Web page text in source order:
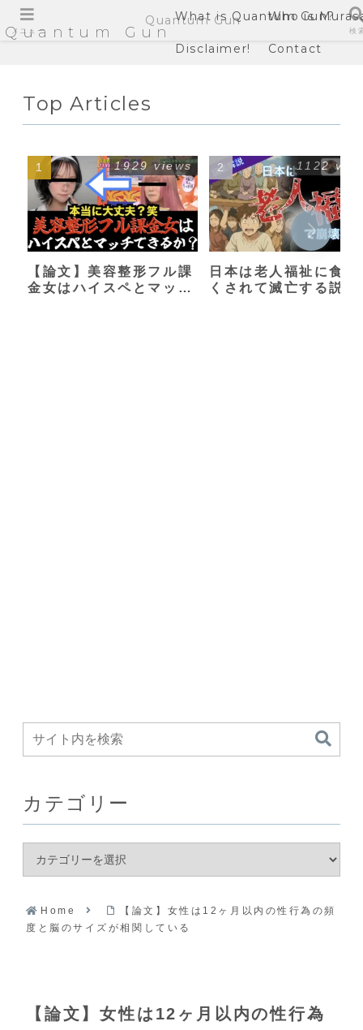
Quantum Gun
What is Quantum Gun?
Who is
Disclaimer! Contact
Top Articles
【論文】美容整形フル課
金女はハイスペとマッチ
1929 views
日本は老人福祉に食い
くされて滅亡する説
1122
カテゴリー
Home
【論文】女性は12ヶ月以内の性行為の頻
度と脳のサイズが相関している
【論文】女性は12ヶ月以内の性行為
メニュー
Quantum Gun
検